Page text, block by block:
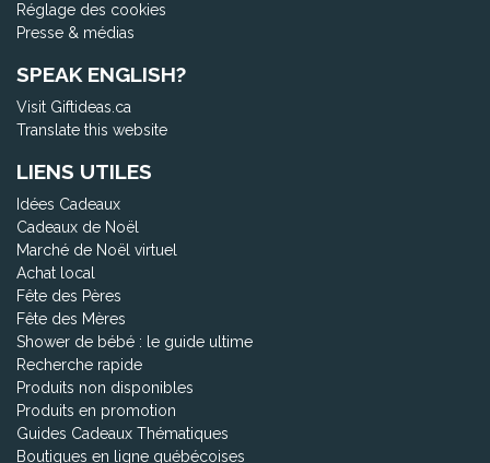
Réglage des cookies
Presse & médias
SPEAK ENGLISH?
Visit Giftideas.ca
Translate this website
LIENS UTILES
Idées Cadeaux
Cadeaux de Noël
Marché de Noël virtuel
Achat local
Fête des Pères
Fête des Mères
Shower de bébé : le guide ultime
Recherche rapide
Produits non disponibles
Produits en promotion
Guides Cadeaux Thématiques
Boutiques en ligne québécoises